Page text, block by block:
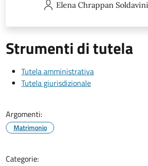
Elena Chrappan Soldavini
Strumenti di tutela
Tutela amministrativa
Tutela giurisdizionale
Argomenti:
Matrimonio
Categorie: